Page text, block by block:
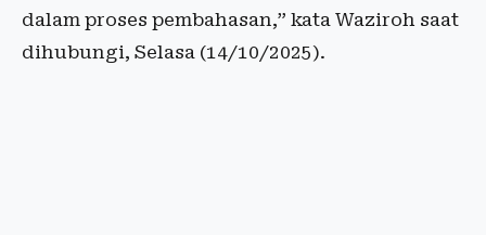
dalam proses pembahasan,” kata Waziroh saat
dihubungi, Selasa (14/10/2025).